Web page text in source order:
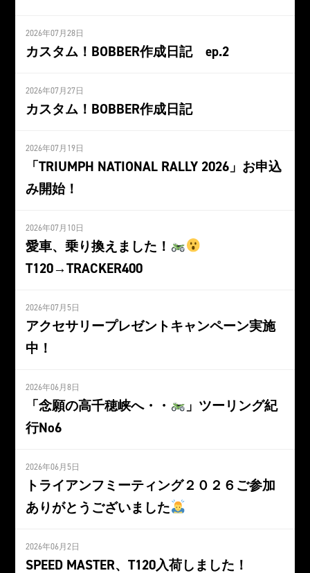
2026年07月28日
カスタム！BOBBER作成日記 ep.2
2026年07月27日
カスタム！BOBBER作成日記
2026年07月19日
「TRIUMPH NATIONAL RALLY 2026」お申込
み開始！
2026年07月10日
愛車、乗り換えました！
T120→TRACKER400
2026年07月5日
アクセサリープレゼントキャンペーン実施
中！
2026年06月8日
「念願の高千穂峡へ・・
」ツーリング紀
行No6
2026年06月5日
トライアンフミーティング２０２６ご参加
ありがとうございました
2026年06月2日
SPEED MASTER、T120入荷しました！